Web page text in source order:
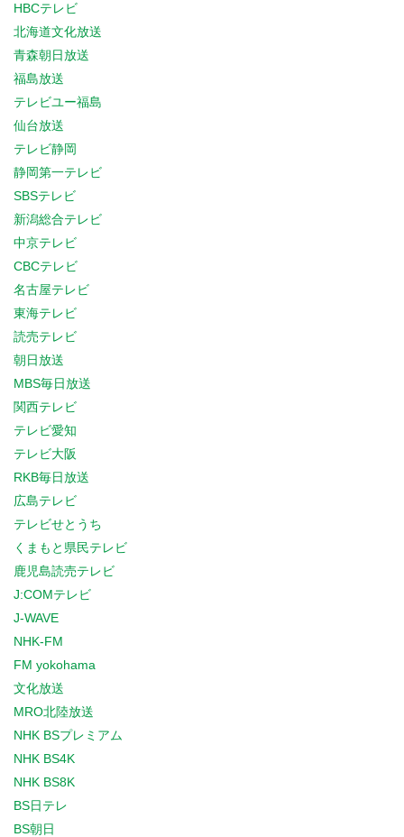
HBCテレビ
北海道文化放送
青森朝日放送
福島放送
テレビユー福島
仙台放送
テレビ静岡
静岡第一テレビ
SBSテレビ
新潟総合テレビ
中京テレビ
CBCテレビ
名古屋テレビ
東海テレビ
読売テレビ
朝日放送
MBS毎日放送
関西テレビ
テレビ愛知
テレビ大阪
RKB毎日放送
広島テレビ
テレビせとうち
くまもと県民テレビ
鹿児島読売テレビ
J:COMテレビ
J-WAVE
NHK-FM
FM yokohama
文化放送
MRO北陸放送
NHK BSプレミアム
NHK BS4K
NHK BS8K
BS日テレ
BS朝日